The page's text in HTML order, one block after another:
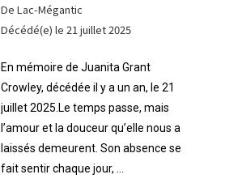
De Lac-Mégantic
Décédé(e) le 21 juillet 2025
En mémoire de Juanita Grant
Crowley, décédée il y a un an, le 21
juillet 2025.Le temps passe, mais
l’amour et la douceur qu’elle nous a
laissés demeurent. Son absence se
fait sentir chaque jour, ...